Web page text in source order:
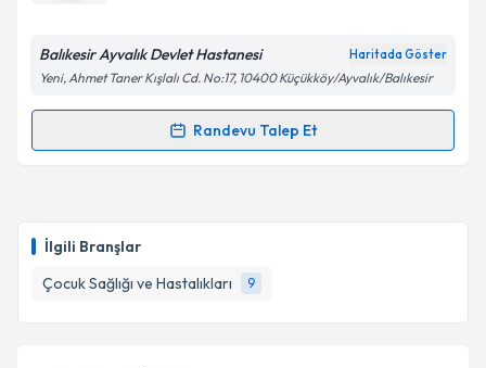
İlgili Branşlar
Çocuk Sağlığı ve Hastalıkları
9
Kişisel verilerimin işlenmesine ilişkin
Metni'ni okudum ve kişisel verilerimin belirtilen
Balıkesir Ayvalık Devlet Hastanesi Haritada Göster
Yeni, Ahmet Taner Kışlalı Cd. No:17, 10400 Küçükköy/Ayvalık/Balıkesir
Randevu Talep Et
Randevu Takvimi Talebi
hazırlandığında e-posta ile bilgilendireceğiz.